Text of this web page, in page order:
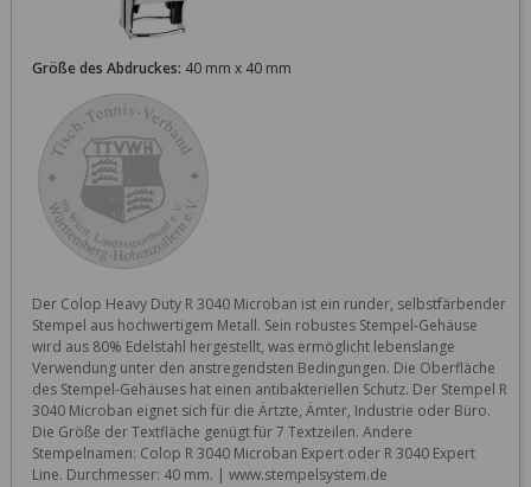
Größe des Abdruckes: 40 mm x 40 mm
Der Colop Heavy Duty R 3040 Microban ist ein runder, selbstfärbender
Stempel aus hochwertigem Metall. Sein robustes Stempel-Gehäuse
wird aus 80% Edelstahl hergestellt, was ermöglicht lebenslange
Verwendung unter den anstregendsten Bedingungen. Die Oberfläche
des Stempel-Gehäuses hat einen antibakteriellen Schutz. Der Stempel R
3040 Microban eignet sich für die Ärtzte, Ämter, Industrie oder Büro.
Die Größe der Textfläche genügt für 7 Textzeilen. Andere
Stempelnamen: Colop R 3040 Microban Expert oder R 3040 Expert
Line. Durchmesser: 40 mm. | www.stempelsystem.de